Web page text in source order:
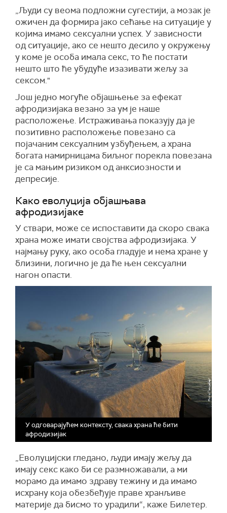
„Људи су веома подложни сугестији, а мозак је
ожичен да формира јако сећање на ситуације у
којима имамо сексуални успех. У зависности
од ситуације, ако се нешто десило у окружењу
у коме је особа имала секс, то ће постати
нешто што ће убудуће изазивати жељу за
сексом."
Још једно могуће објашњење за ефекат
афродизијака везано за ум је наше
расположење. Истраживања показују да је
позитивно расположење повезано са
појачаним сексуалним узбуђењем, а храна
богата намирницама биљног порекла повезана
је са мањим ризиком од анксиозности и
депресије.
Како еволуција објашњава
афродизијаке
У ствари, може се испоставити да скоро свака
храна може имати својства афродизијака. У
најмању руку, ако особа гладује и нема хране у
близини, логично је да ће њен сексуални
нагон опасти.
У одговарајућем контексту, свака храна ће бити
афродизијак
„Еволуцијски гледано, људи имају жељу да
имају секс како би се размножавали, а ми
морамо да имамо здраву тежину и да имамо
исхрану која обезбеђује праве хранљиве
материје да бисмо то урадили“, каже Билетер.